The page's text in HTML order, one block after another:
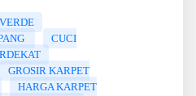
CUCI
GROSIR KARPET
HARGA KARPET